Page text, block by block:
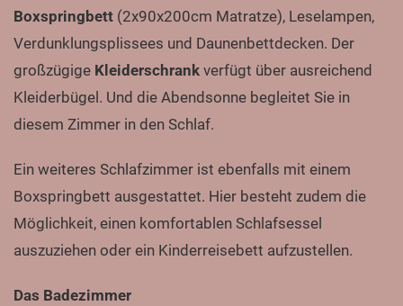
Boxspringbett (2x90x200cm Matratze), Leselampen,
Verdunklungsplissees und Daunenbettdecken. Der
großzügige Kleiderschrank verfügt über ausreichend
Kleiderbügel. Und die Abendsonne begleitet Sie in
diesem Zimmer in den Schlaf.
Ein weiteres Schlafzimmer ist ebenfalls mit einem
Boxspringbett ausgestattet. Hier besteht zudem die
Möglichkeit, einen komfortablen Schlafsessel
auszuziehen oder ein Kinderreisebett aufzustellen.
Das Badezimmer